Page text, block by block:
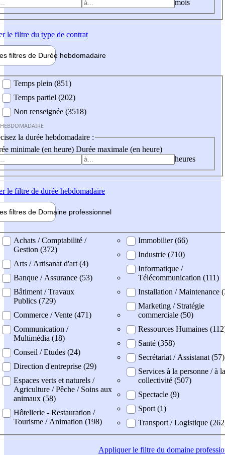
mois
le filtre du type de contrat
filtres de Durée hebdomadaire
Temps plein (851)
Temps partiel (202)
Non renseignée (3518)
la durée hebdomadaire :
minimale (en heure) Durée maximale (en heure)
heures
le filtre de durée hebdomadaire
filtres de Domaine professionnel
professionel
Achats / Comptabilité /
Gestion (372)
Arts / Artisanat d'art (4)
Banque / Assurance (53)
Bâtiment / Travaux
Publics (729)
Commerce / Vente (471)
Communication /
Multimédia (18)
Conseil / Etudes (24)
Direction d'entreprise (29)
Espaces verts et naturels /
Agriculture / Pêche / Soins aux
animaux (58)
Hôtellerie - Restauration /
Tourisme / Animation (198)
Immobilier (66)
Industrie (710)
Informatique /
Télécommunication (111)
Installation / Maintenance
Marketing / Stratégie
commerciale (50)
Ressources Humaines
Santé (358)
Secrétariat / Assistanat (57)
Services à la personne / à la
collectivité (507)
Spectacle (9)
Sport (1)
Transport / Logistique
Appliquerle filtre du domaine